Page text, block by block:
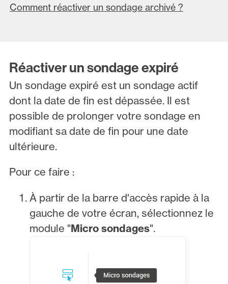
Comment réactiver un sondage archivé ?
Réactiver un sondage expiré
Un sondage expiré est un sondage actif
dont la date de fin est dépassée. Il est
possible de prolonger votre sondage en
modifiant sa date de fin pour une date
ultérieure.
Pour ce faire :
À partir de la barre d'accès rapide à la
gauche de votre écran, sélectionnez le
module "Micro sondages".